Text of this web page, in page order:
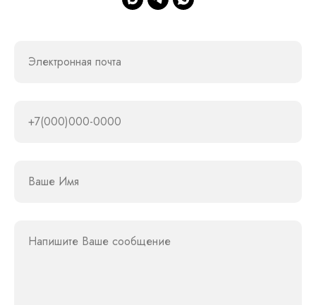
Электронная почта
+7(000)000-0000
Ваше Имя
Напишите Ваше сообщение